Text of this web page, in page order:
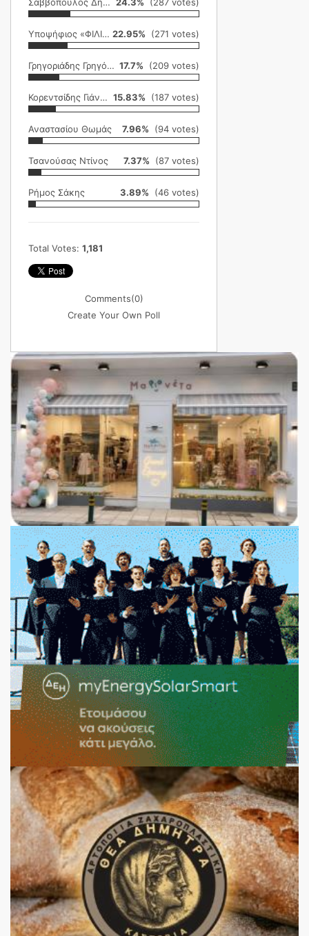
Υποψήφιος «ΦΙΛΙΚΗ ΕΤΑΙΡΕΙΑ» 22.95% (271 votes)
Γρηγοριάδης Γρηγόρης 17.7% (209 votes)
Κορεντσίδης Γιάννης 15.83% (187 votes)
Αναστασίου Θωμάς 7.96% (94 votes)
Τσανούσας Ντίνος 7.37% (87 votes)
Ρήμος Σάκης 3.89% (46 votes)
Total Votes: 1,181
Comments(0)
Create Your Own Poll